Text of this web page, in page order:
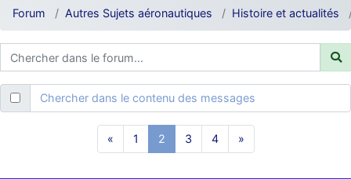
comprendre
d9pouces: ouakamois > si tu parles du sujet sur l'Armée de l'Air,
bien sûr que oui !
je suis un avion@,._,+: Bonjour je viens d'arriver il y a quelques
moi et quelques avions n'ont pas les mêmes noms qu'aujourd'hui
ouakamois: Bonjourà toutes et à tous.en espérantque ces
quelques images du Pays Basque vous auront plu ; Agur…
: Je me rattraperai à la Ferté samedi
Forum Autres Sujets aéronautiques Histoire et actualités
Chercher dans le contenu des messages
« 1 2 3 4 »